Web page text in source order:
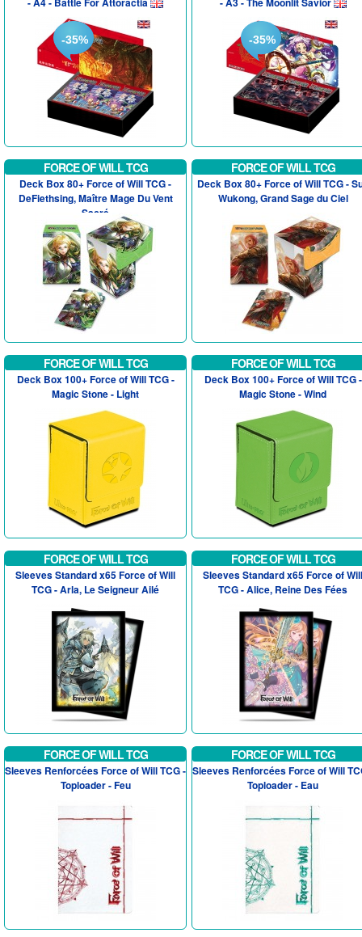
-35% -35%
FORCE OF WILL TCG
Deck Box 80+ Force of Will TCG -
DeFiethsing, Maître Mage Du Vent
Sacré
FORCE OF WILL TCG
Deck Box 80+ Force of Will TCG -
Wukong, Grand Sage du Ciel
FORCE OF WILL TCG
Deck Box 100+ Force of Will TCG -
Magic Stone - Light
FORCE OF WILL TCG
Deck Box 100+ Force of Will TCG -
Magic Stone - Wind
FORCE OF WILL TCG
Sleeves Standard x65 Force of Will
TCG - Arla, Le Seigneur Ailé
FORCE OF WILL TCG
Sleeves Standard x65 Force of Will
TCG - Alice, Reine Des Fées
FORCE OF WILL TCG
Sleeves Renforcées Force of Will TCG -
Toploader - Feu
FORCE OF WILL TCG
Sleeves Renforcées Force of Will
Toploader - Eau